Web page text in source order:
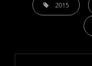
2015